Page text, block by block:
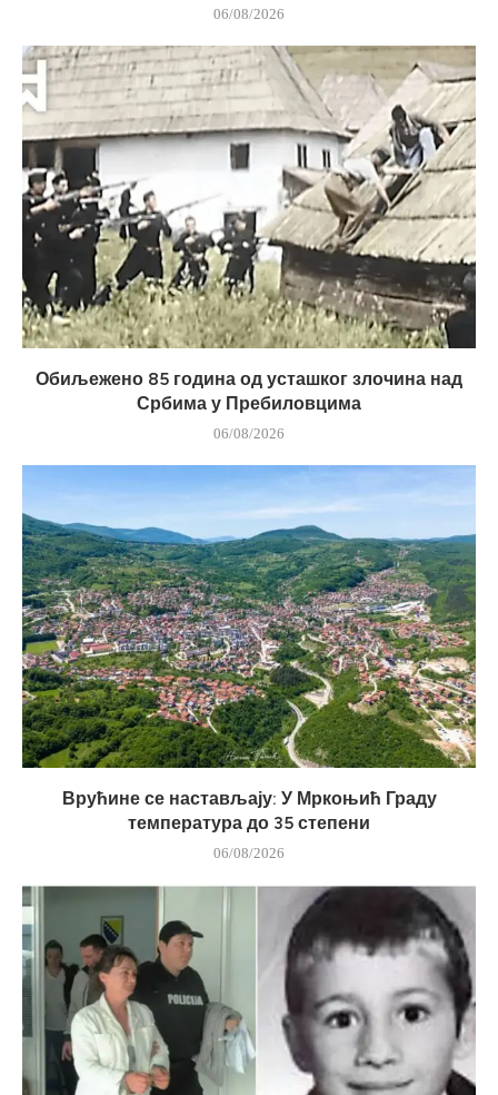
06/08/2026
Обиљежено 85 година од усташког злочина над
Србима у Пребиловцима
06/08/2026
Врућине се настављају: У Мркоњић Граду
температура до 35 степени
06/08/2026